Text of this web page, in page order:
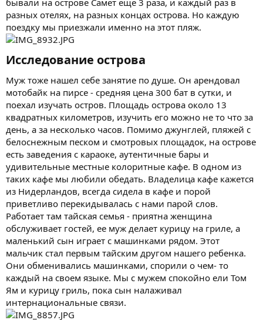
разных отелях, на разных концах острова. Но каждую
поездку мы приезжали именно на этот пляж.
Исследование острова​
Муж тоже нашел себе занятие по душе. Он арендовал
мотобайк на пирсе - средняя цена 300 бат в сутки, и
поехал изучать остров. Площадь острова около 13
квадратных километров, изучить его можно не то что за
день, а за несколько часов. Помимо джунглей, пляжей с
белоснежным песком и смотровых площадок, на острове
есть заведения с караоке, аутентичные бары и
удивительные местные колоритные кафе. В одном из
таких кафе мы любили обедать. Владелица кафе кажется
из Нидерландов, всегда сидела в кафе и порой
приветливо перекидывалась с нами парой слов.
Работает там тайская семья - приятна женщина
обслуживает гостей, ее муж делает курицу на гриле, а
маленький сын играет с машинками рядом. Этот
мальчик стал первым тайским другом нашего ребенка.
Они обменивались машинками, спорили о чем- то
каждый на своем языке. Мы с мужем спокойно ели Том
Ям и курицу гриль, пока сын налаживал
интернациональные связи.